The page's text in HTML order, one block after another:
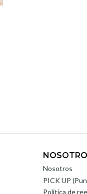
Nosotros
PICK UP
Politica de